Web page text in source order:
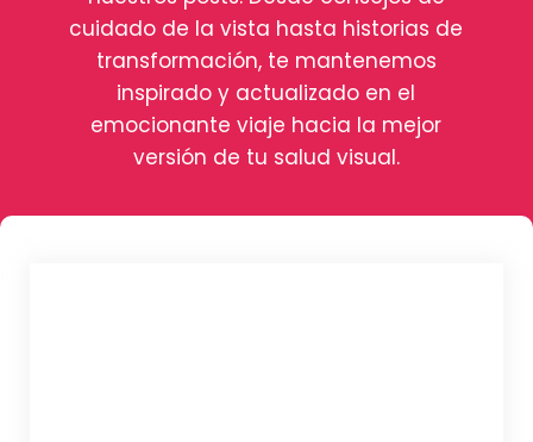
cuidado de la vista hasta historias de
transformación, te mantenemos
inspirado y actualizado en el
emocionante viaje hacia la mejor
versión de tu salud visual.